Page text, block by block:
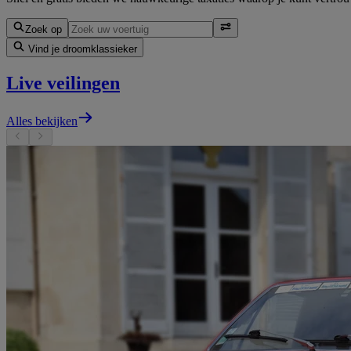
Zoek op
Vind je droomklassieker
Live veilingen
Alles bekijken